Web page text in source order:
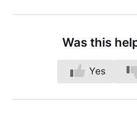
Was this
Yes